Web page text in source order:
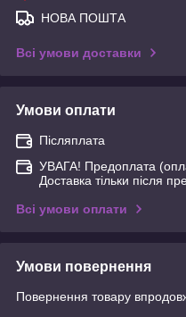
НОВА ПОШТА
Всі умови доставки
Умови оплати
Післяплата
УВАГА! Предоплата
Доставка тільки після
Всі умови оплати
Умови повернення
Повернення товару